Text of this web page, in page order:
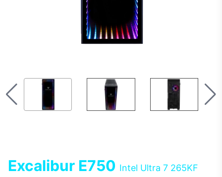
Excalibur E750 Intel Ultra 7 265KF